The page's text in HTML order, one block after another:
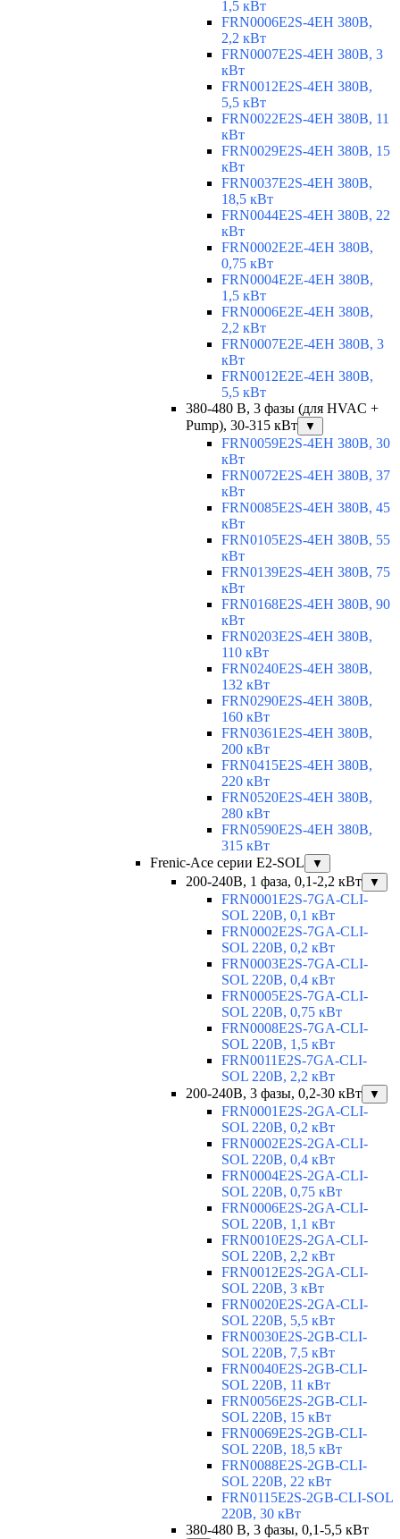
1,5 кВт
FRN0006E2S-4EH 380В,
2,2 кВт
FRN0007E2S-4EH 380В, 3
кВт
FRN0012E2S-4EH 380В,
5,5 кВт
FRN0022E2S-4EH 380В, 11
кВт
FRN0029E2S-4EH 380В, 15
кВт
FRN0037E2S-4EH 380В,
18,5 кВт
FRN0044E2S-4EH 380В, 22
кВт
FRN0002E2E-4EH 380В,
0,75 кВт
FRN0004E2E-4EH 380В,
1,5 кВт
FRN0006E2E-4EH 380В,
2,2 кВт
FRN0007E2E-4EH 380В, 3
кВт
FRN0012E2E-4EH 380В,
5,5 кВт
380-480 В, 3 фазы (для HVAC +
Pump), 30-315 кВт
▼
FRN0059E2S-4EH 380В, 30
кВт
FRN0072E2S-4EH 380В, 37
кВт
FRN0085E2S-4EH 380В, 45
кВт
FRN0105E2S-4EH 380В, 55
кВт
FRN0139E2S-4EH 380В, 75
кВт
FRN0168E2S-4EH 380В, 90
кВт
FRN0203E2S-4EH 380В,
110 кВт
FRN0240E2S-4EH 380В,
132 кВт
FRN0290E2S-4EH 380В,
160 кВт
FRN0361E2S-4EH 380В,
200 кВт
FRN0415E2S-4EH 380В,
220 кВт
FRN0520E2S-4EH 380В,
280 кВт
FRN0590E2S-4EH 380В,
315 кВт
Frenic-Ace серии E2-SOL
▼
200-240В, 1 фаза, 0,1-2,2 кВт ▼
FRN0001E2S-7GA-CLI-
SOL 220В, 0,1 кВт
FRN0002E2S-7GA-CLI-
SOL 220В, 0,2 кВт
FRN0003E2S-7GA-CLI-
SOL 220В, 0,4 кВт
FRN0005E2S-7GA-CLI-
SOL 220В, 0,75 кВт
FRN0008E2S-7GA-CLI-
SOL 220В, 1,5 кВт
FRN0011E2S-7GA-CLI-
SOL 220В, 2,2 кВт
200-240В, 3 фазы, 0,2-30 кВт
▼
FRN0001E2S-2GA-CLI-
SOL 220В, 0,2 кВт
FRN0002E2S-2GA-CLI-
SOL 220В, 0,4 кВт
FRN0004E2S-2GA-CLI-
SOL 220В, 0,75 кВт
FRN0006E2S-2GA-CLI-
SOL 220В, 1,1 кВт
FRN0010E2S-2GA-CLI-
SOL 220В, 2,2 кВт
FRN0012E2S-2GA-CLI-
SOL 220В, 3 кВт
FRN0020E2S-2GA-CLI-
SOL 220В, 5,5 кВт
FRN0030E2S-2GB-CLI-
SOL 220В, 7,5 кВт
FRN0040E2S-2GB-CLI-
SOL 220В, 11 кВт
FRN0056E2S-2GB-CLI-
SOL 220В, 15 кВт
FRN0069E2S-2GB-CLI-
SOL 220В, 18,5 кВт
FRN0088E2S-2GB-CLI-
SOL 220В, 22 кВт
FRN0115E2S-2GB-CLI-SOL
220В, 30 кВт
380-480 В, 3 фазы, 0,1-5,5 кВт